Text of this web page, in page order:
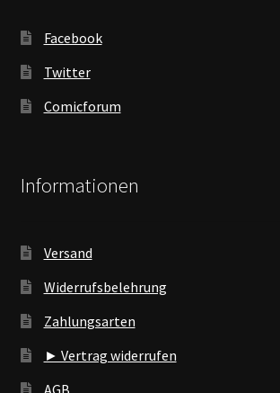
Facebook
Twitter
Comicforum
Informationen
Versand
Widerrufsbelehrung
Zahlungsarten
► Vertrag widerrufen